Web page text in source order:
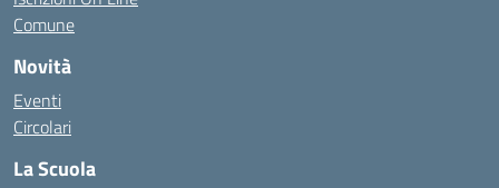
Comune
Novità
Eventi
Circolari
La Scuola